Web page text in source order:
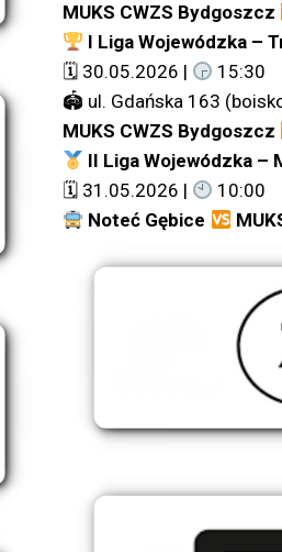
MUKS CWZS Bydgoszcz
I Liga Wojewódzka –
🗓 30.05.2026 |
15:30
🏟 ul. Gdańska 163
MUKS CWZS Bydgoszcz
II Liga Wojewódzka –
🗓 31.05.2026 |
10:00
Noteć Gębice